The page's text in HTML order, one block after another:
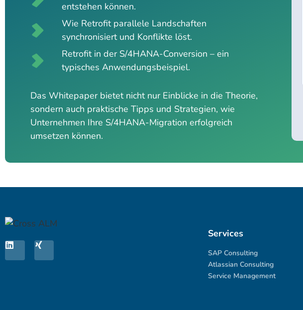
entstehen können.
Wie Retrofit parallele Landschaften
synchronisiert und Konflikte löst.
Retrofit in der S/4HANA-Conversion – ein
typisches Anwendungsbeispiel.
Das Whitepaper bietet nicht nur Einblicke in die Theorie,
sondern auch praktische Tipps und Strategien, wie
Unternehmen Ihre S/4HANA-Migration erfolgreich
umsetzen können.
Services
SAP Consulting
Atlassian Consulting
Service Management